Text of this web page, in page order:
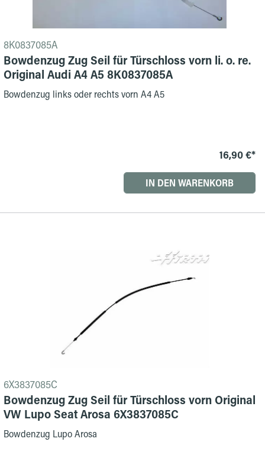
8K0837085A
Bowdenzug Zug Seil für Türschloss vorn li. o. re.
Original Audi A4 A5 8K0837085A
Bowdenzug links oder rechts vorn A4 A5
16,90 €*
IN DEN WARENKORB
6X3837085C
Bowdenzug Zug Seil für Türschloss vorn Original
VW Lupo Seat Arosa 6X3837085C
Bowdenzug Lupo Arosa